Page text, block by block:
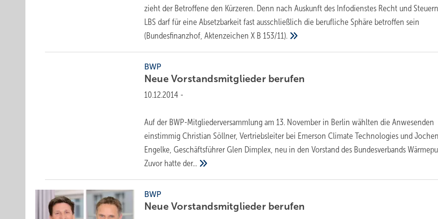
zieht der Betroffene den Kürzeren. Denn nach Auskunft des Infodienstes Recht und
LBS darf für eine Absetzbarkeit fast ausschließlich die berufliche Sphäre betroffen sein
(Bundesfinanzhof, Aktenzeichen X B153/11).
BWP
Neue Vorstands­mitglieder ­berufen
10.12.2014 -
Auf der BWP-Mitgliederversammlung am 13. November in Berlin wählten die Anwesenden
einstimmig Christian Söllner, Vertriebsleiter bei Emerson Climate Technologies und Jochen
Engelke, Geschäftsführer Glen Dimplex, neu in den Vorstand des Bundesverbands
Zuvor hatteder...
BWP
Neue Vorstandsmitglieder berufen